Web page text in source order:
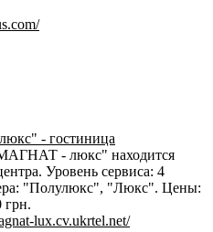
- гостиница
- люкс" находится
Уровень сервиса: 4
"Полулюкс", "Люкс". Цены:
грн.
lux.cv.ukrtel.net/